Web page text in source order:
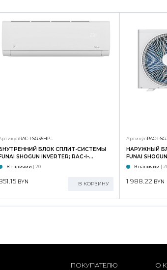
ВНУТРЕННИЙ БЛОК СПЛИТ-СИСТЕМЫ
FUNAI SHOGUN INVERTER; RAC-I-
S
В наличии | 20
BYN В КОРЗИНУ
Артикул
НАРУЖНЫЙ
FUNAI
SG35HP.D02/
В наличии |
1 988.22 BYN
ПОКУПАТЕЛЮ О